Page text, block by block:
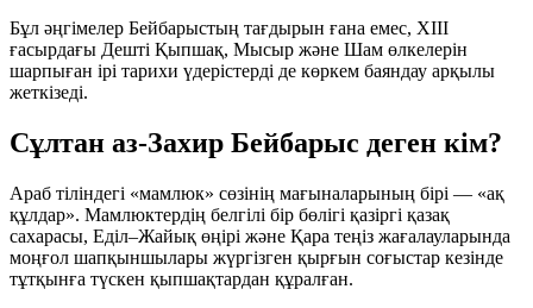
Бұл әңгімелер Бейбарыстың тағдырын ғана емес, XIII
ғасырдағы Дешті Қыпшақ, Мысыр және Шам өлкелерін
шарпыған ірі тарихи үдерістерді де көркем баяндау арқылы
жеткізеді.
Сұлтан аз-Захир Бейбарыс деген кім?
Араб тіліндегі «мамлюк» сөзінің мағыналарының бірі — «ақ
құлдар». Мамлюктердің белгілі бір бөлігі қазіргі қазақ
сахарасы, Еділ–Жайық өңірі және Қара теңіз жағалауларында
моңғол шапқыншылары жүргізген қырғын соғыстар кезінде
тұтқынға түскен қыпшақтардан құралған.